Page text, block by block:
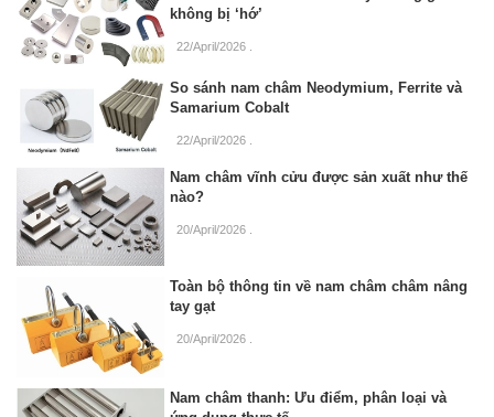
không bị ‘hớ’
22/April/2026
So sánh nam châm Neodymium, Ferrite và
Samarium Cobalt
22/April/2026
Nam châm vĩnh cửu được sản xuất như thế
nào?
20/April/2026
Toàn bộ thông tin về nam châm châm nâng
tay gạt
20/April/2026
Nam châm thanh: Ưu điểm, phân loại và